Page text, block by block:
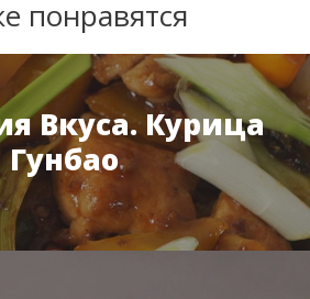
понравятся
Вкуса. Курица
Гунбао